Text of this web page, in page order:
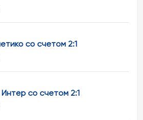
со счетом 2:1
со счетом 2:1